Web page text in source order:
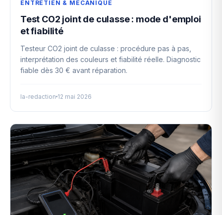
ENTRETIEN & MÉCANIQUE
Test CO2 joint de culasse : mode d'emploi
et fiabilité
Testeur CO2 joint de culasse : procédure pas à pas,
interprétation des couleurs et fiabilité réelle. Diagnostic
fiable dès 30 € avant réparation.
la-redaction 12 mai 2026